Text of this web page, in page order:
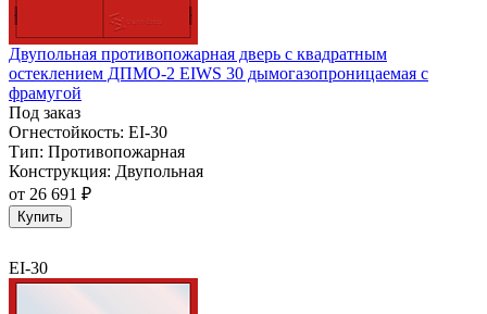
Двупольная противопожарная дверь с квадратным
остеклением ДПМО-2 EIWS 30 дымогазопроницаемая с
фрамугой
Под заказ
Огнестойкость: EI-30
Тип: Противопожарная
Конструкция: Двупольная
от 26 691 ₽
Купить
EI-30